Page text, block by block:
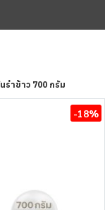
รำข้าว 700 กรัม
-18%